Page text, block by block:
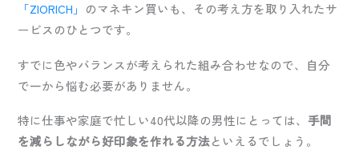
「ZIORICH」 のマネキン買いも、その考え方を取り入れたサ
ービスのひとつです。
すでに色やバランスが考えられた組み合わせなので、自分
で一から悩む必要がありません。
特に仕事や家庭で忙しい40代以降の男性にとっては、手間
を減らしながら好印象を作れる方法といえるでしょう。